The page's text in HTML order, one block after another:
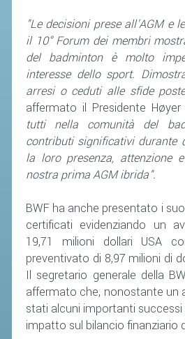
"Le decisioni prese all'AGM e
il 10° Forum dei membri
del badminton è molto
interesse dello sport.
arresi o ceduti alle sfide
affermato il Presidente Høyer
tutti nella comunità del
contributi significativi durante
la loro presenza, attenzione
nostra prima AGM ibrida".
BWF ha anche presentato i
certificati evidenziando un
19,71 milioni dollari USA
preventivato di 8,97 milioni di
Il segretario generale della
affermato che, nonostante un
stati alcuni importanti
impatto sul bilancio finanziario
STAFF
CTF –
ATLETI
SCHEDE
VOLA CON
CENTRI
TESSERAMENTO
QUOTE E
CONVENZIONI
ACCEDI AL
LINE